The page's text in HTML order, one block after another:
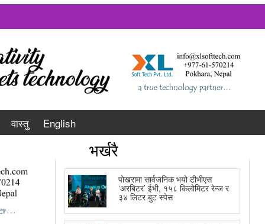
वास्तु English
भर्खरै
पोखरामा सार्वजनिक भयो टीभीएस
‘अरबिटर’ ईभी, १५८ किलोमिटर रेन्ज र
३४ लिटर बुट स्पेस